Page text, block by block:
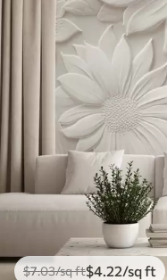
$7.03/sq ft$4 .22/sq ft